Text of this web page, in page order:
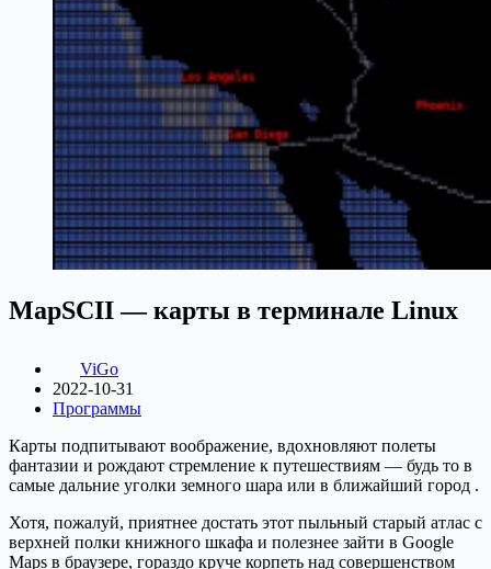
MapSCII — карты в терминале Linux
ViGo
2022-10-31
Программы
Карты подпитывают воображение, вдохновляют полеты
фантазии и рождают стремление к путешествиям — будь то в
самые дальние уголки земного шара или в ближайший город .
Хотя, пожалуй, приятнее достать этот пыльный старый атлас с
верхней полки книжного шкафа и полезнее зайти в Google
Maps в браузере, гораздо круче корпеть над совершенством